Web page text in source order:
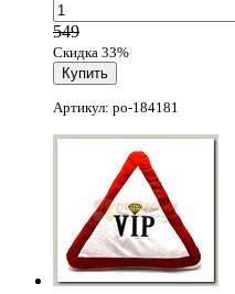
549
Скидка 33%
Артикул: po-184181